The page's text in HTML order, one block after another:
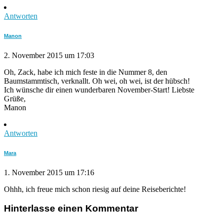
Antworten
Manon
2. November 2015 um 17:03
Oh, Zack, habe ich mich feste in die Nummer 8, den
Baumstammtisch, verknallt. Oh wei, oh wei, ist der hübsch!
Ich wünsche dir einen wunderbaren November-Start! Liebste
Grüße,
Manon
Antworten
Mara
1. November 2015 um 17:16
Ohhh, ich freue mich schon riesig auf deine Reiseberichte!
Hinterlasse einen Kommentar